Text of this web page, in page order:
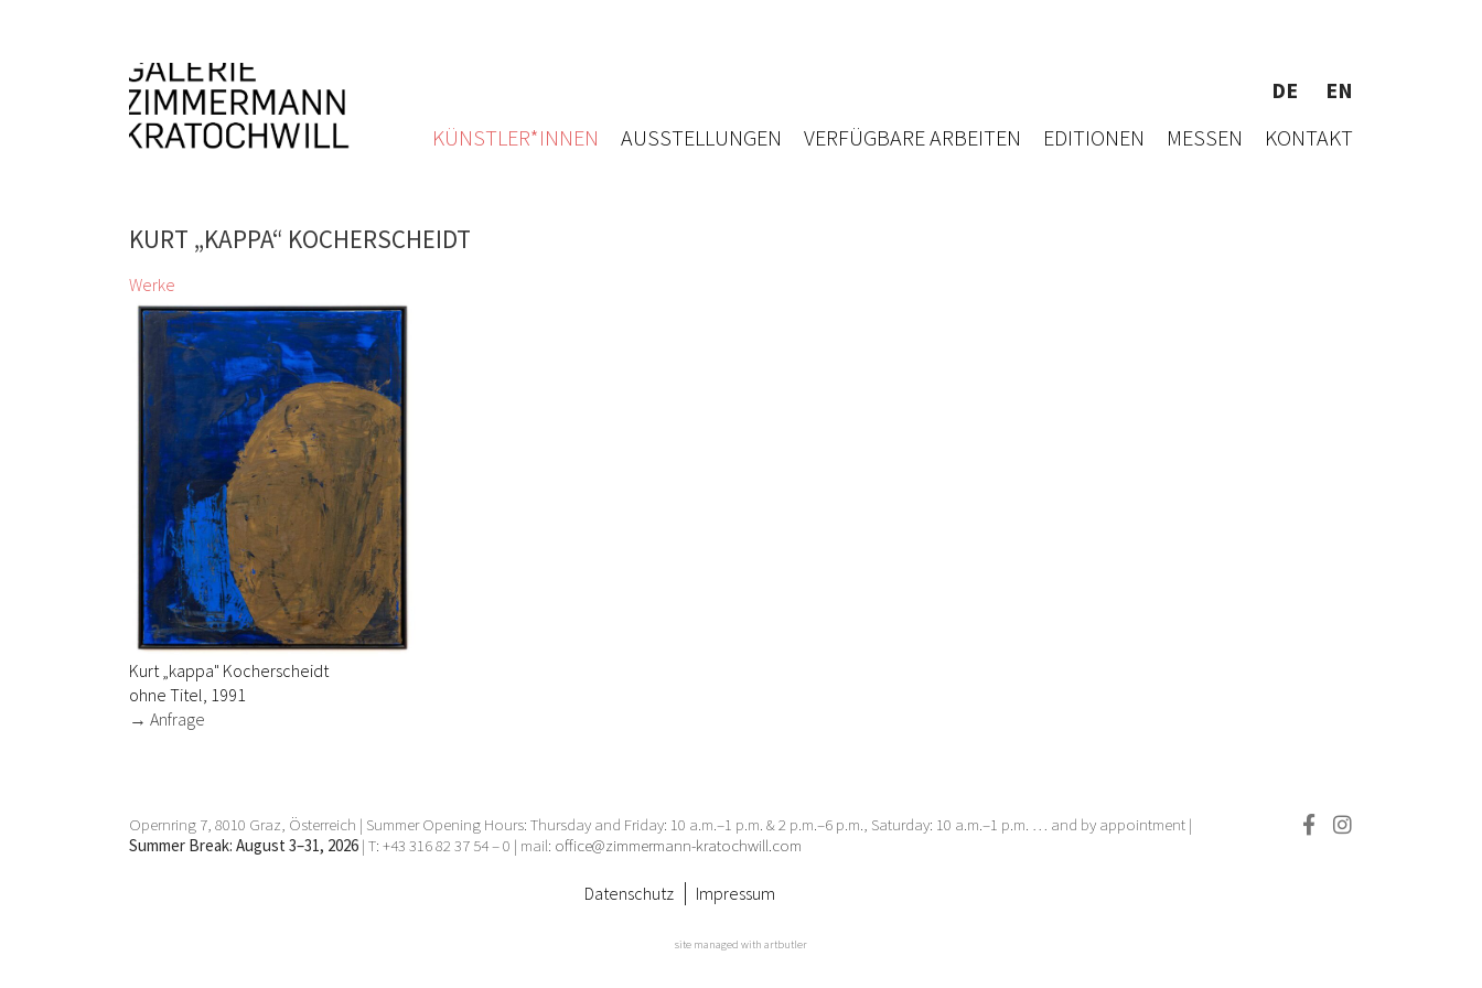
DE
EN
KÜNSTLER*INNEN
AUSSTELLUNGEN VERFÜGBARE ARBEITEN EDITIONEN MESSEN KONTAKT
KURT „KAPPA“ KOCHERSCHEIDT
Werke
Kurt „kappa" Kocherscheidt
ohne Titel, 1991
→ Anfrage
Opernring 7, 8010 Graz, Österreich | Summer Opening Hours: Thursday and Friday: 10 a.m.–1 p.m. & 2 p.m.–6 p.m., Saturday: 10 a.m.–1 p.m. … and by appointment |
Summer Break: August 3–31, 2026 | T: +43 316 82 37 54 – 0 | mail: office@zimmermann-kratochwill.com
Datenschutz Impressum
site managed with artbutler